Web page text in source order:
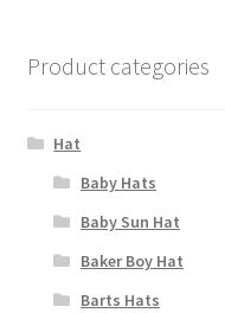
Product categories
Hat
Baby Hats
Baby Sun Hat
Baker Boy Hat
Barts Hats